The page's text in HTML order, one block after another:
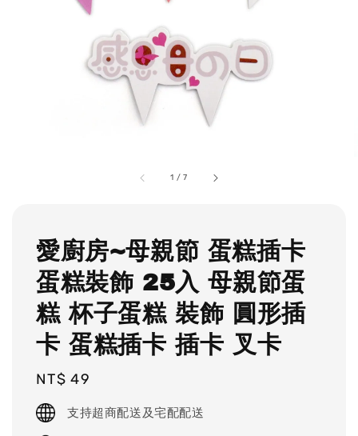
1 /7
愛廚房~母親節 蛋糕插卡
蛋糕裝飾 25入 母親節蛋
糕 杯子蛋糕 裝飾 圓形插
卡 蛋糕插卡 插卡 叉卡
Regular
price
NT$ 49
支持超商配送及宅配配送